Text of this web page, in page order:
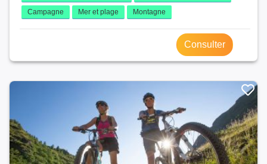
Campagne
Mer et plage Montagne
Consulter